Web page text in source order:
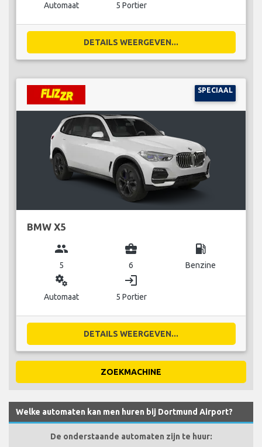
Automaat 5 Portier
DETAILS WEERGEVEN...
SPECIAAL
BMW X5
group
5
business_center
6
local_gas_station
Benzine
miscellaneous_services
Automaat
login
5 Portier
DETAILS WEERGEVEN...
ZOEKMACHINE
Welke automaten kan men huren bij Dortmund Airport?
De onderstaande automaten zijn te huur: